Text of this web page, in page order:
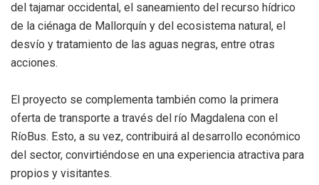
del tajamar occidental, el saneamiento del recurso hídrico
de la ciénaga de Mallorquín y del ecosistema natural, el
desvío y tratamiento de las aguas negras, entre otras
acciones.
El proyecto se complementa también como la primera
oferta de transporte a través del río Magdalena con el
RíoBus. Esto, a su vez, contribuirá al desarrollo económico
del sector, convirtiéndose en una experiencia atractiva para
propios y visitantes.